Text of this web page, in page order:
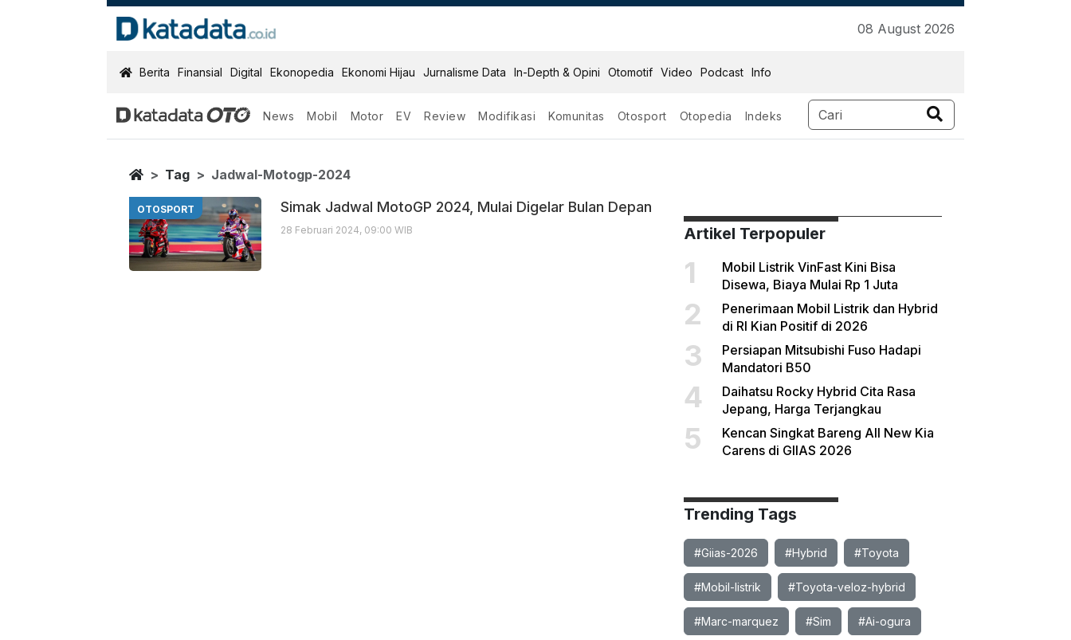
08 August 2026
KatadataOTO
Berita Finansial Digital Ekonopedia Ekonomi Hijau Jurnalisme Data In-Depth & Opini Otomotif Video Podcast Info
News Mobil Motor EV Review Modifikasi Komunitas Otosport Otopedia Indeks
Jadwal Motogp 2024
Berita Terbaru
Home
Tag Jadwal-Motogp-2024
OTOSPORT Simak Jadwal MotoGP 2024, Mulai Digelar Bulan Depan
28 Februari 2024, 09:00 WIB Artikel Terpopuler
1
Mobil Listrik VinFast Kini Bisa
Disewa, Biaya Mulai Rp 1 Juta
2
Penerimaan Mobil Listrik dan Hybrid
di RI Kian Positif di 2026
3
Persiapan Mitsubishi Fuso Hadapi
Mandatori B50
4
Daihatsu Rocky Hybrid Cita Rasa
Jepang, Harga Terjangkau
5
Kencan Singkat Bareng All New Kia
Carens di GIIAS 2026
Trending Tags
#Giias-2026 #Hybrid #Toyota
#Mobil-listrik #Toyota-veloz-hybrid
#Marc-marquez #Sim #Ai-ogura